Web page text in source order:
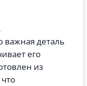
важная деталь
его
из